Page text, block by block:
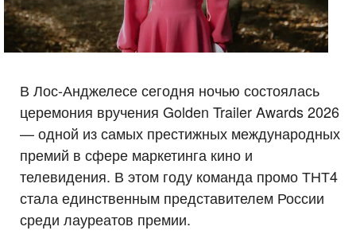
В Лос-Анджелесе сегодня ночью состоялась
церемония вручения Golden Trailer Awards 2026
— одной из самых престижных международных
премий в сфере маркетинга кино и
телевидения. В этом году команда промо ТНТ4
стала единственным представителем России
среди лауреатов премии.